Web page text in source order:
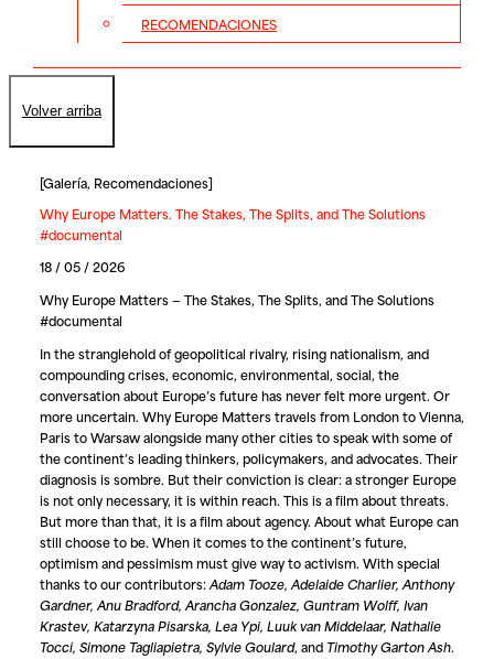
RECOMENDACIONES
Volver arriba
[Galería, Recomendaciones]
Why Europe Matters. The Stakes, The Splits, and The Solutions
#documental
18 / 05 / 2026
Why Europe Matters — The Stakes, The Splits, and The Solutions
#documental
In the stranglehold of geopolitical rivalry, rising nationalism, and
compounding crises, economic, environmental, social, the
conversation about Europe’s future has never felt more urgent. Or
more uncertain. Why Europe Matterstravels from London to Vienna,
Paris to Warsaw alongside many other cities to speak with some of
the continent’s leading thinkers, policymakers, and advocates. Their
diagnosis is sombre. But their conviction is clear: a stronger Europe
is not only necessary, it is within reach. This is a film about threats.
But more than that, it is a film about agency. About what Europe can
still choose to be. When it comes to the continent’s future,
optimism and pessimism must give way to activism. With special
thanks to our contributors:Adam Tooze, Adelaide Charlier, Anthony
Gardner, Anu Bradford, Arancha Gonzalez, Guntram Wolff, Ivan
Krastev, Katarzyna Pisarska, Lea Ypi, Luuk van Middelaar, Nathalie
Tocci, Simone Tagliapietra, Sylvie Goulard, and Timothy Garton Ash.